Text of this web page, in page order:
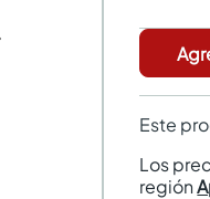
Este
Los
región